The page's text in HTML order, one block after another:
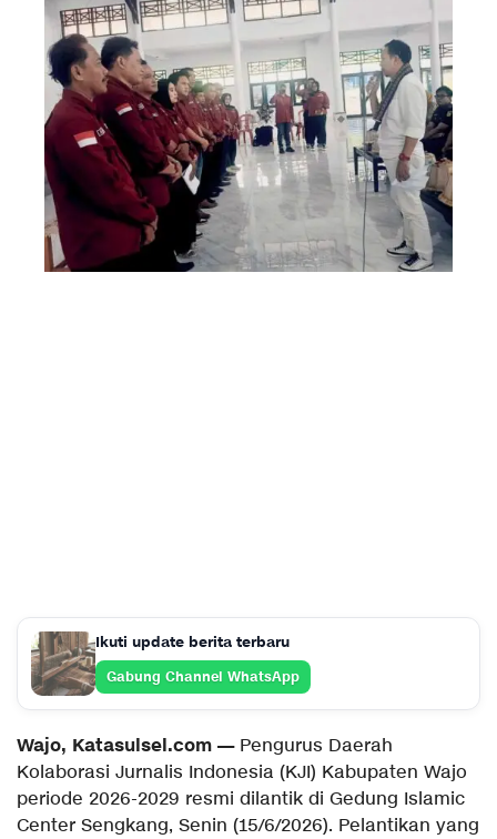
Ikuti update berita terbaru
Gabung Channel WhatsApp
Wajo, Katasulsel.com — Pengurus Daerah
Kolaborasi Jurnalis Indonesia (KJI) Kabupaten Wajo
periode 2026-2029 resmi dilantik di Gedung Islamic
Center Sengkang, Senin (15/6/2026). Pelantikan yang